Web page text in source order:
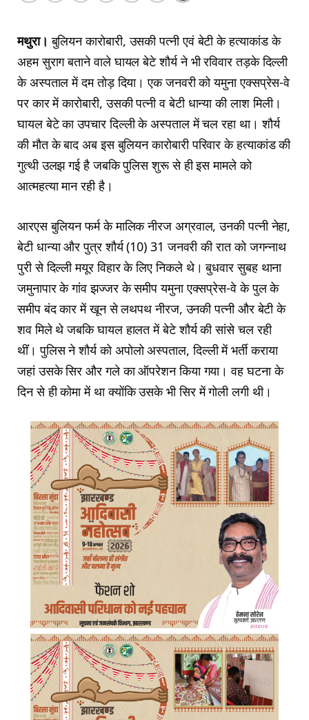
मथुरा। बुलियन कारोबारी, उसकी पत्नी एवं बेटी के हत्याकांड के
अहम सुराग बताने वाले घायल बेटे शौर्य ने भी रविवार तड़के दिल्ली
के अस्पताल में दम तोड़ दिया। एक जनवरी को यमुना एक्सप्रेस-वे
पर कार में कारोबारी, उसकी पत्नी व बेटी धान्या की लाश मिली।
घायल बेटे का उपचार दिल्ली के अस्पताल में चल रहा था। शौर्य
की मौत के बाद अब इस बुलियन कारोबारी परिवार के हत्याकांड की
गुत्थी उलझ गई है जबकि पुलिस शुरू से ही इस मामले को
आत्महत्या मान रही है।
आरएस बुलियन फर्म के मालिक नीरज अग्रवाल, उनकी पत्नी नेहा,
बेटी धान्या और पुत्र शौर्य (10) 31 जनवरी की रात को जगन्नाथ
पुरी से दिल्ली मयूर विहार के लिए निकले थे। बुधवार सुबह थाना
जमुनापार के गांव झज्जर के समीप यमुना एक्सप्रेस-वे के पुल के
समीप बंद कार में खून से लथपथ नीरज, उनकी पत्नी और बेटी के
शव मिले थे जबकि घायल हालत में बेटे शौर्य की सांसे चल रही
थींं। पुलिस ने शौर्य को अपोलो अस्पताल, दिल्ली में भर्ती कराया
जहां उसके सिर और गले का ऑपरेशन किया गया। वह घटना के
दिन से ही कोमा में था क्योंकि उसके भी सिर में गोली लगी थी।